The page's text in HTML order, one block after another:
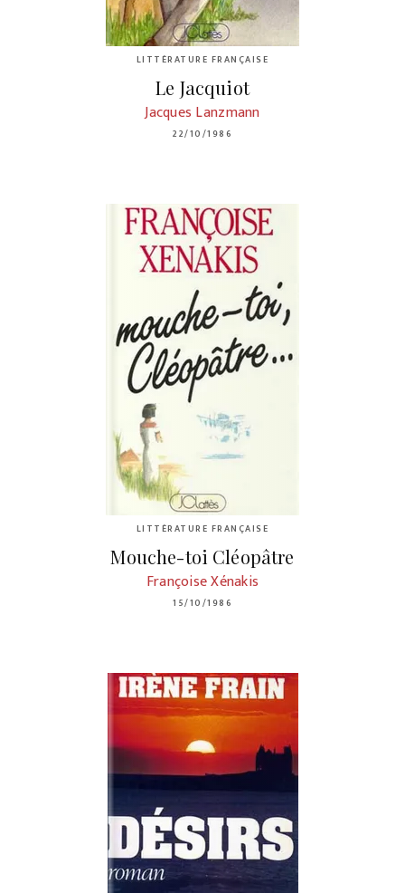
LITTÉRATURE FRANÇAISE
Le Jacquiot
Jacques Lanzmann
22/10/1986
LITTÉRATURE FRANÇAISE
Mouche-toi Cléopâtre
Françoise Xénakis
15/10/1986